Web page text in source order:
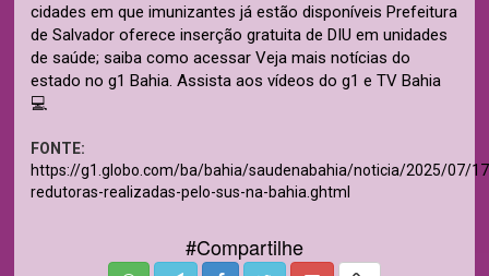
cidades em que imunizantes já estão disponíveis Prefeitura
de Salvador oferece inserção gratuita de DIU em unidades
de saúde; saiba como acessar Veja mais notícias do
estado no g1 Bahia. Assista aos vídeos do g1 e TV Bahia
💻
FONTE:
https://g1.globo.com/ba/bahia/saudenabahia/noticia/2025/07/
redutoras-realizadas-pelo-sus-na-bahia.ghtml
#Compartilhe